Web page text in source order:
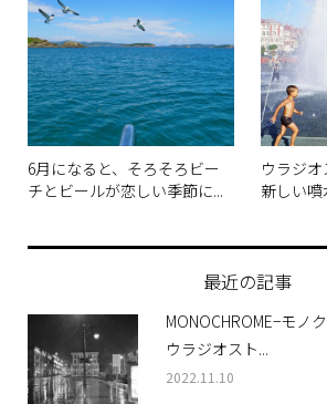
6月になると、そろそろビー
チとビールが恋しい季節に...
ウラジ
新しい
最近の記事
MONOCHROME−モノ
ウラジオスト...
2022.11.10